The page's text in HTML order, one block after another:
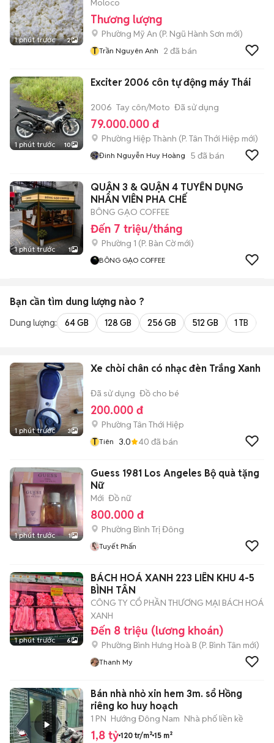
1 phút trước 2
Moloco
Thương lượng
Phường Mỹ An (P. Ngũ Hành Sơn mới)
T Trần Nguyên Anh 2 đã bán
1 phút trước 10
Exciter 2006 côn tự động máy Thái
2006 Tay côn/Moto Đã sử dụng
79.000.000 đ
Phường Hiệp Thành (P. Tân Thới Hiệp mới)
Đinh Nguyễn Huy Hoàng 5 đã bán
1 phút trước 1
QUẬN 3 & QUẬN 4 TUYỂN DỤNG
NHÂN VIÊN PHA CHẾ
BÔNG GẠO COFFEE
Đến 7 triệu/tháng
Phường 1 (P. Bàn Cờmới)
BÔNG GẠO COFFEE
Bạn cần tìm dung lượng nào ?
Dung lượng: 64 GB 128 GB 256 GB 512 GB 1 TB
1 phút trước 3
Xe chòi chân có nhạc đèn Trắng Xanh
Đã sử dụng Đồ cho bé
200.000 đ
Phường Tân Thới Hiệp
T Tiên 3.0 40 đã bán
1 phút trước 1
Guess 1981 Los Angeles Bộ quà tặng
Nữ
Mới Đồ nữ
800.000 đ
Phường Bình Trị Đông
Tuyết Phấn
1 phút trước 6
BÁCH HOÁ XANH 223 LIÊN KHU 4-5
BÌNH TÂN
CÔNG TY CỔ PHẦN THƯƠNG MẠI BÁCH HOÁ
XANH
Đến 8 triệu (lương khoán)
Phường Bình Hưng Hoà B (P. Bình Tân mới)
Thanh My
Bán nhà nhỏ xin hem 3m. sổ Hồng
riêng ko huy hoạch
1 PN Hướng Đông Nam Nhà phố liền kề
1,8 tỷ 120 tr/m² 15 m²